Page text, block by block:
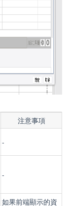
注意事項
-
-
如果前端顯示的資